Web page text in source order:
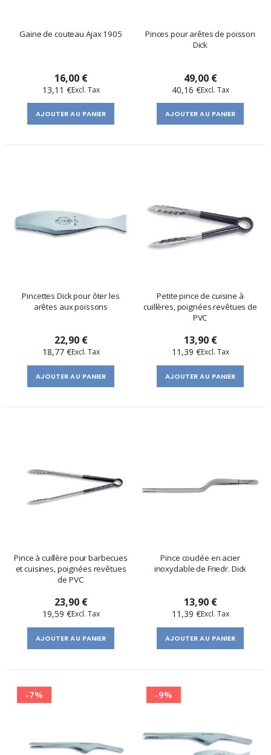
Gaine de couteau Ajax 1905
16,00 €
13,11 €
AJOUTER AU PANIER
Pinces pour arêtes de poisson
Dick
49,00 €
40,16 €
AJOUTER AU PANIER
Pincettes Dick pour ôter les
arêtes aux poissons
22,90 €
18,77 €
AJOUTER AU PANIER
Petite pince de cuisine à
cuillères, poignées revêtues de
PVC
13,90 €
11,39 €
AJOUTER AU PANIER
Pince à cuillère pour barbecues
et cuisines, poignées revêtues
de PVC
23,90 €
19,59 €
AJOUTER AU PANIER
Pince coudée en acier
inoxydable de Friedr. Dick
13,90 €
11,39 €
AJOUTER AU PANIER
-7% -9%